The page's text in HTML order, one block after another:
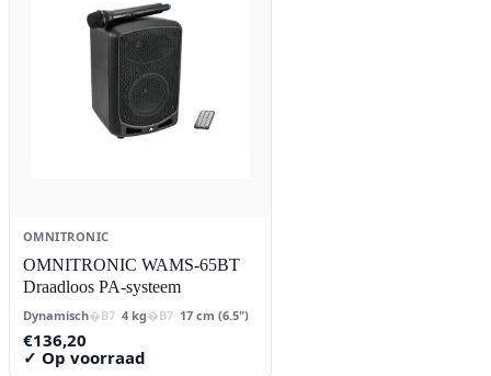
OMNITRONIC
OMNITRONIC WAMS-65BT
Draadloos PA-systeem
Dynamisch 4 kg 17 cm (6.5")
€136,20
✓ Op voorraad